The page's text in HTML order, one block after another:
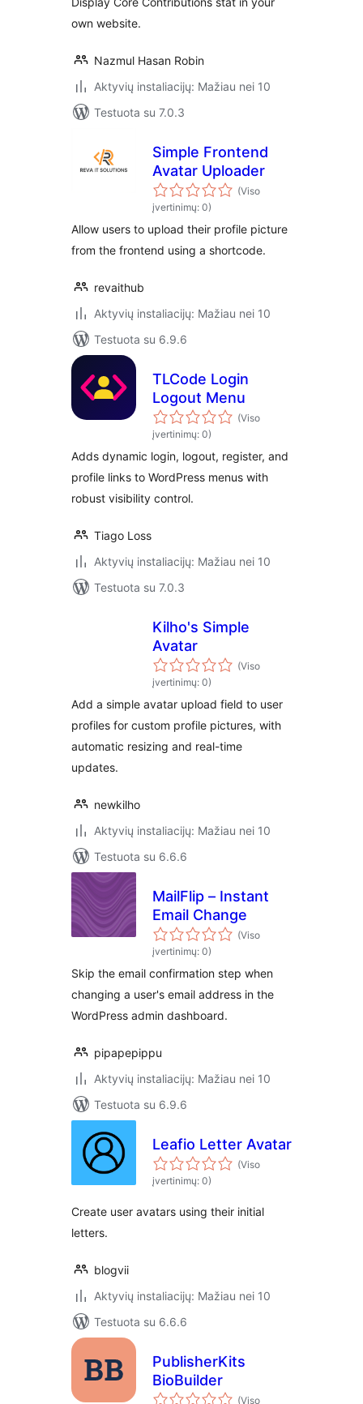
own website.
Nazmul Hasan Robin
Aktyvių instaliacijų: Mažiau nei 10
Testuota su 7.0.3
Simple Frontend
Avatar Uploader
(Viso
įvertinimų: 0)
Allow users to upload their profile picture
from the frontend using a shortcode.
revaithub
Aktyvių instaliacijų: Mažiau nei 10
Testuota su 6.9.6
TLCode Login
Logout Menu
(Viso
įvertinimų: 0)
Adds dynamic login, logout, register, and
profile links to WordPress menus with
robust visibility control.
Tiago Loss
Aktyvių instaliacijų: Mažiau nei 10
Testuota su 7.0.3
Kilho's Simple
Avatar
(Viso
įvertinimų: 0)
Add a simple avatar upload field to user
profiles for custom profile pictures, with
automatic resizing and real-time
updates.
newkilho
Aktyvių instaliacijų: Mažiau nei 10
Testuota su 6.6.6
MailFlip – Instant
Email Change
(Viso
įvertinimų: 0)
Skip the email confirmation step when
changing a user's email address in the
WordPress admin dashboard.
pipapepippu
Aktyvių instaliacijų: Mažiau nei 10
Testuota su 6.9.6
Leafio Letter Avatar
(Viso
įvertinimų: 0)
Create user avatars using their initial
letters.
blogvii
Aktyvių instaliacijų: Mažiau nei 10
Testuota su 6.6.6
PublisherKits
BioBuilder
(Viso